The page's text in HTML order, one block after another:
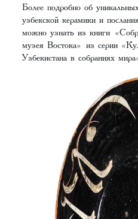
Более подробно об
узбекской керамики и
можно узнать из книги
музея Востока» из серии
Узбекистана в собраниях